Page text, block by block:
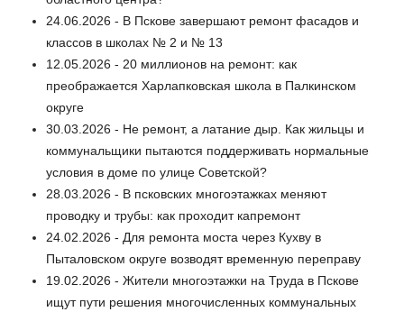
24.06.2026 - В Пскове завершают ремонт фасадов и
классов в школах № 2 и № 13
12.05.2026 - 20 миллионов на ремонт: как
преображается Харлапковская школа в Палкинском
округе
30.03.2026 - Не ремонт, а латание дыр. Как жильцы и
коммунальщики пытаются поддерживать нормальные
условия в доме по улице Советской?
28.03.2026 - В псковских многоэтажках меняют
проводку и трубы: как проходит капремонт
24.02.2026 - Для ремонта моста через Кухву в
Пыталовском округе возводят временную переправу
19.02.2026 - Жители многоэтажки на Труда в Пскове
ищут пути решения многочисленных коммунальных